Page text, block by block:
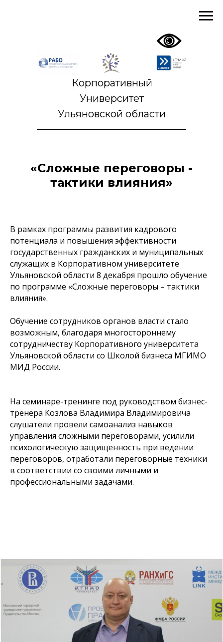
Корпоративный
Университет
Ульяновской области
«Сложные переговоры -
тактики влияния»
В рамках программы развития кадрового
потенциала и повышения эффективности
государственных гражданских и муниципальных
служащих в Корпоративном университете
Ульяновской области 8 декабря прошло обучение
по программе «Сложные переговоры – тактики
влияния».
Обучение сотрудников органов власти стало
возможным, благодаря многостороннему
сотрудничеству Корпоративного университета
Ульяновской области со Школой бизнеса МГИМО
МИД России.
На семинаре-тренинге под руководством бизнес-
тренера Козлова Владимира Владимировича
слушатели провели самоанализ навыков
управления сложными переговорами, усилили
психологическую защищенность при ведении
переговоров, отработали переговорные техники
в соответствии со своими личными и
профессиональными задачами.